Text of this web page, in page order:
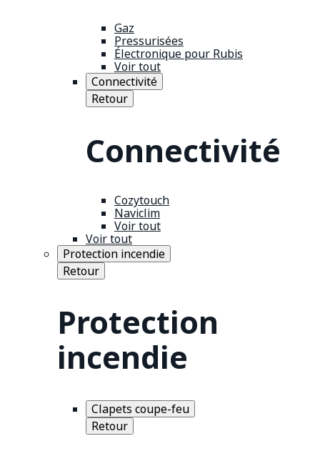
Gaz
Pressurisées
Électronique pour Rubis
Voir tout
Connectivité
Retour
Connectivité
Cozytouch
Naviclim
Voir tout
Voir tout
Protection incendie
Retour
Protection
incendie
Clapets coupe-feu
Retour